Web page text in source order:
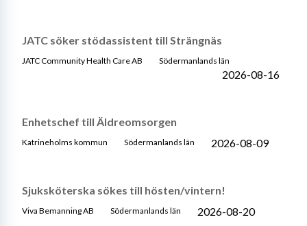
JATC söker stödassistent till Strängnäs
JATC Community Health Care AB Södermanlands län
2026-08-16
Enhetschef till Äldreomsorgen
Katrineholms kommun Södermanlands län 2026-08-09
Sjuksköterska sökes till hösten/vintern!
Viva Bemanning AB Södermanlands län 2026-08-20